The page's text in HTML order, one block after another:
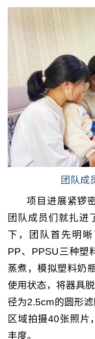
团队成
项目进展紧锣
团队成员们就扎进
下，团队首先明晰
PP、PPSU三种塑
蒸煮，模拟塑料奶
使用状态，将器具
径为2.5cm的圆形
区域拍摄40张照片
丰度。